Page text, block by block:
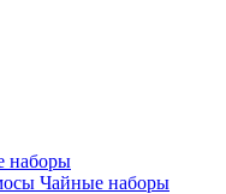
наборы
Чайные наборы